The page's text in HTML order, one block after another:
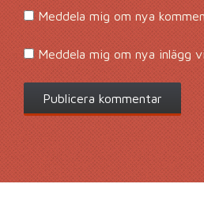
Meddela mig om nya
Meddela mig om nya inlägg